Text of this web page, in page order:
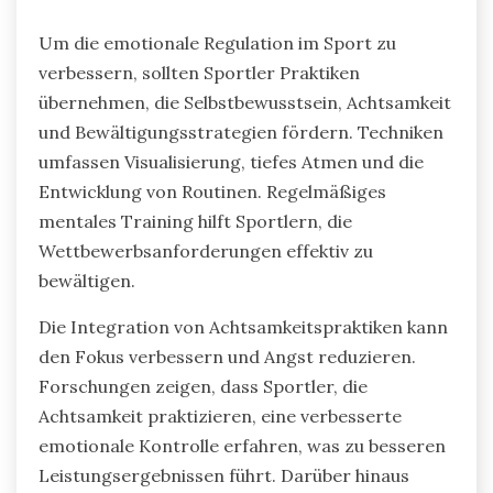
Um die emotionale Regulation im Sport zu
verbessern, sollten Sportler Praktiken
übernehmen, die Selbstbewusstsein, Achtsamkeit
und Bewältigungsstrategien fördern. Techniken
umfassen Visualisierung, tiefes Atmen und die
Entwicklung von Routinen. Regelmäßiges
mentales Training hilft Sportlern, die
Wettbewerbsanforderungen effektiv zu
bewältigen.
Die Integration von Achtsamkeitspraktiken kann
den Fokus verbessern und Angst reduzieren.
Forschungen zeigen, dass Sportler, die
Achtsamkeit praktizieren, eine verbesserte
emotionale Kontrolle erfahren, was zu besseren
Leistungsergebnissen führt. Darüber hinaus